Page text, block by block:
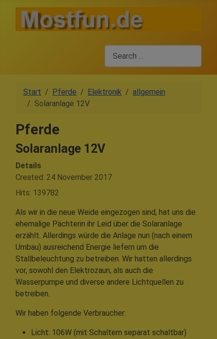
Start Pferde Elektronik
allgemein
Solaranlage 12V
Pferde
Solaranlage 12V
Details
Created: 24 November 2017
Hits: 139782
Als wir in die neue Weide eingezogen sind, hat uns die
ehemalige Pächterin ihr Leid über die Solaranlage
erzählt. Allerdings würde die Anlage nun (nach einem
Umbau) ausreichend Energie liefern um die
Stallbeleuchtung zu betreiben. Wir hatten allerdings
vor, sowohl den Elektrozaun, als auch die
Wasserpumpe und diverse andere Lichtquellen zu
betreiben.
Wir haben folgende Verbraucher:
Licht: 106W (mit Schaltern separat schaltbar)